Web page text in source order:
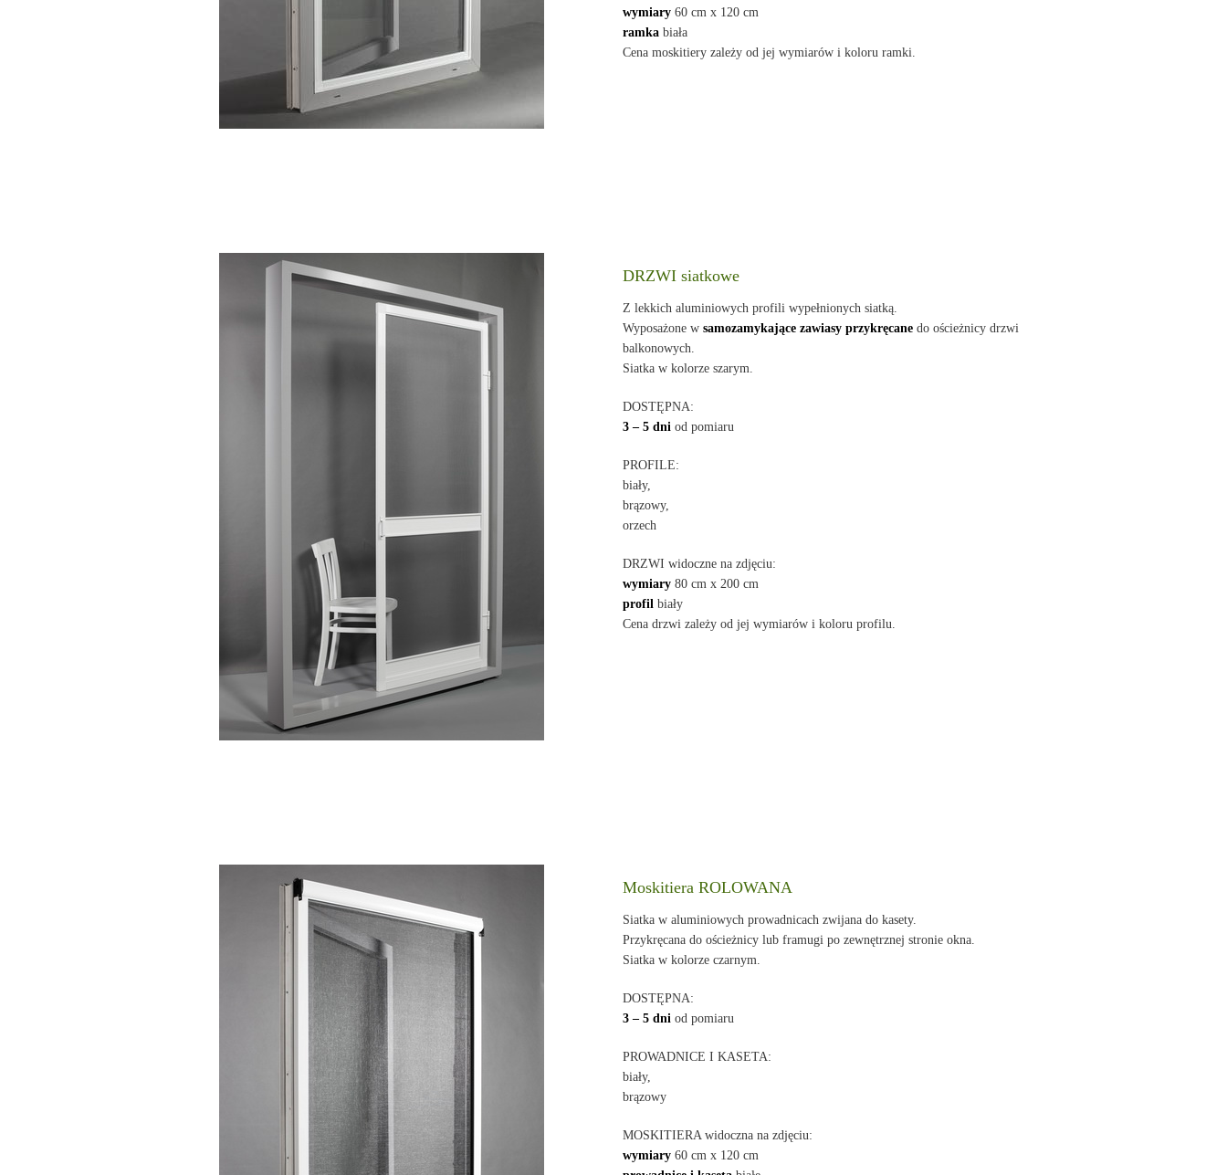
wymiary 60 cm x 120 cm
ramka biała
Cena moskitiery zależy od jej wymiarów i koloru ramki.
DRZWI siatkowe
Z lekkich aluminiowych profili wypełnionych siatką.
Wyposażone wsamozamykające zawiasy przykręcane do ościeżnicy drzwi
balkonowych.
Siatka w kolorze szarym.
DOSTĘPNA:
3 – 5 dni od pomiaru
PROFILE:
biały,
brązowy,
orzech
DRZWI widoczne na zdjęciu:
wymiary 80 cm x 200 cm
profil biały
Cena drzwi zależy od jej wymiarów i koloru profilu.
Moskitiera ROLOWANA
Siatka w aluminiowych prowadnicach zwijana do kasety.
Przykręcana do ościeżnicy lub framugi po zewnętrznej stronie okna.
Siatka w kolorze czarnym.
DOSTĘPNA:
3 – 5 dni od pomiaru
PROWADNICE I KASETA:
biały,
brązowy
MOSKITIERA widoczna na zdjęciu:
wymiary 60 cm x 120 cm